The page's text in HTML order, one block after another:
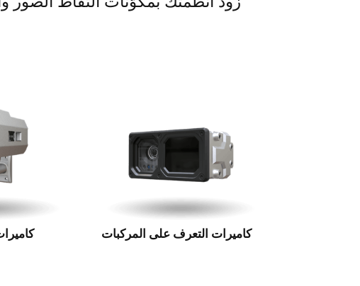
كاميرات التعرف على المركبات